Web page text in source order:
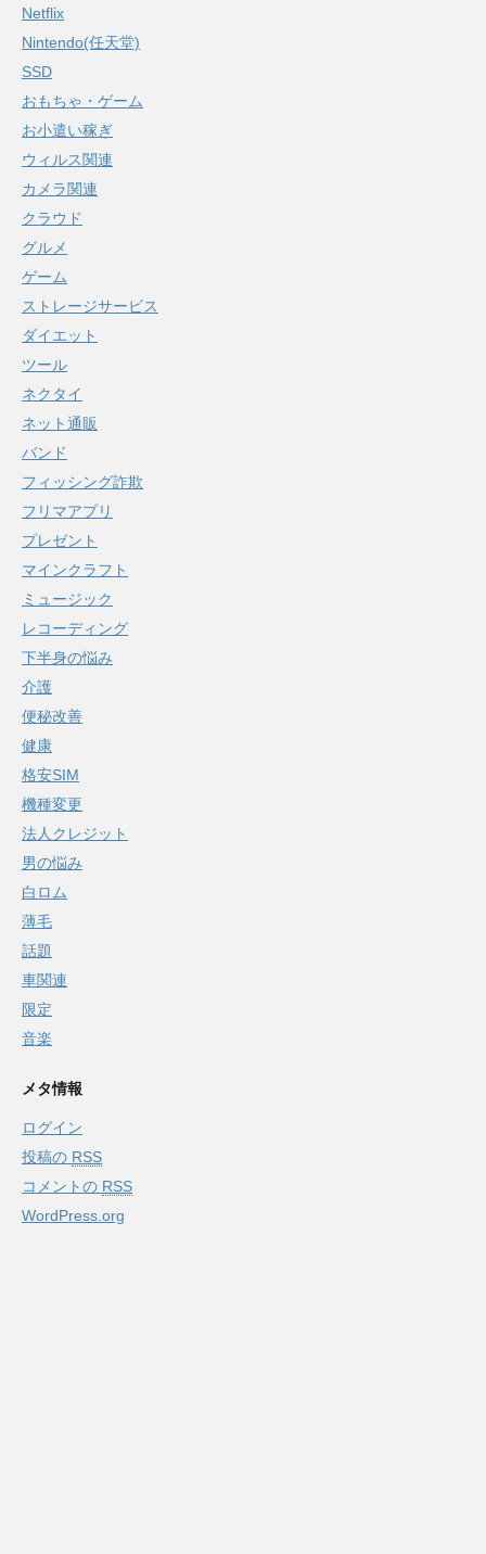
Netflix
Nintendo(任天堂)
SSD
おもちゃ・ゲーム
お小遣い稼ぎ
ウィルス関連
カメラ関連
クラウド
グルメ
ゲーム
ストレージサービス
ダイエット
ツール
ネクタイ
ネット通販
バンド
フィッシング詐欺
フリマアプリ
プレゼント
マインクラフト
ミュージック
レコーディング
下半身の悩み
介護
便秘改善
健康
格安SIM
機種変更
法人クレジット
男の悩み
白ロム
薄毛
話題
車関連
限定
音楽
メタ情報
ログイン
投稿の RSS
コメントの RSS
WordPress.org